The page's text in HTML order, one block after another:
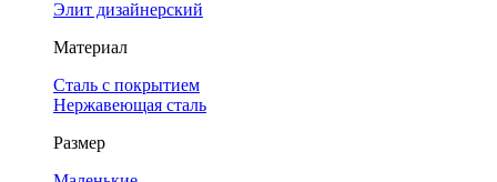
Элит дизайнерский
Материал
Сталь с покрытием
Нержавеющая сталь
Размер